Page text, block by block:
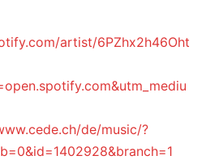
artist/6PZhx2h46Oht
de/music/?